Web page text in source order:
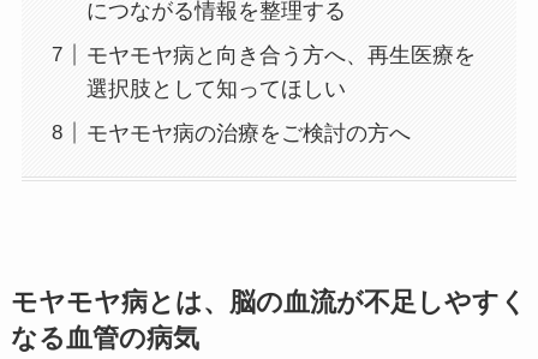
につながる情報を整理する
モヤモヤ病と向き合う方へ、再生医療を
選択肢として知ってほしい
モヤモヤ病の治療をご検討の方へ
モヤモヤ病とは、脳の血流が不足しやすく
なる血管の病気